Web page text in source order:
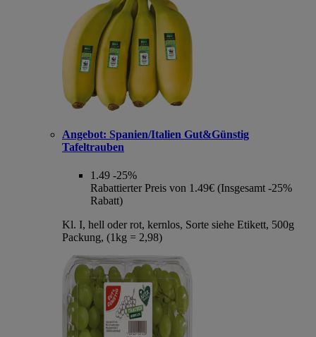
Angebot: Spanien/Italien Gut&Günstig
Tafeltrauben
1.49 -25%
Rabattierter Preis von 1.49€ (Insgesamt -25%
Rabatt)
Kl. I, hell oder rot, kernlos, Sorte siehe Etikett, 500g
Packung, (1kg = 2,98)